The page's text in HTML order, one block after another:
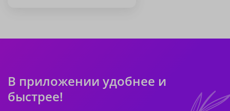
В приложении удобнее и
быстрее!